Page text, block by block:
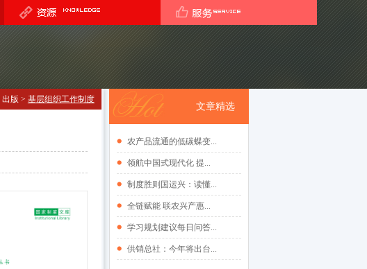
出版 > 基层组织工作制度
文章精选
农产品流通的低碳蝶变...
领航中国式现代化 提...
制度胜则国运兴：读懂...
全链赋能 联农兴产惠...
学习规划建议每日问答...
供销总社：今年将出台...